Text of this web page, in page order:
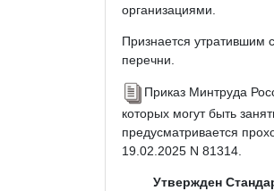
организациями.
Признается утратившим
перечни.
Приказ Минтруда
которых могут быть
предусматривается
19.02.2025 N 81314.
Утвержден